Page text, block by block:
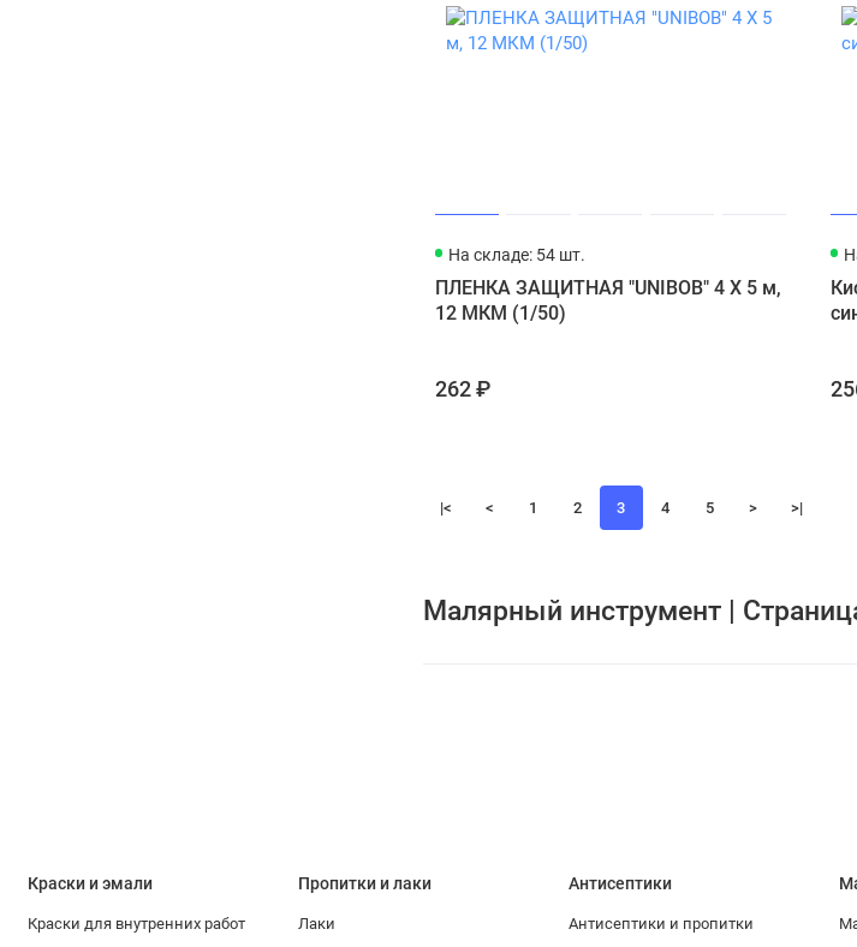
На складе: 54 шт.
ПЛЕНКА ЗАЩИТНАЯ "UNIBOB" 4 Х 5 м,
12 МКМ (1/50)
262 ₽
|< < 1 2 3 4 5 > >|
Малярный инструмент |
Краски и эмали
Краски для внутренних работ
Пропитки и лаки
Лаки
Антисептики
Антисептики и пропитки